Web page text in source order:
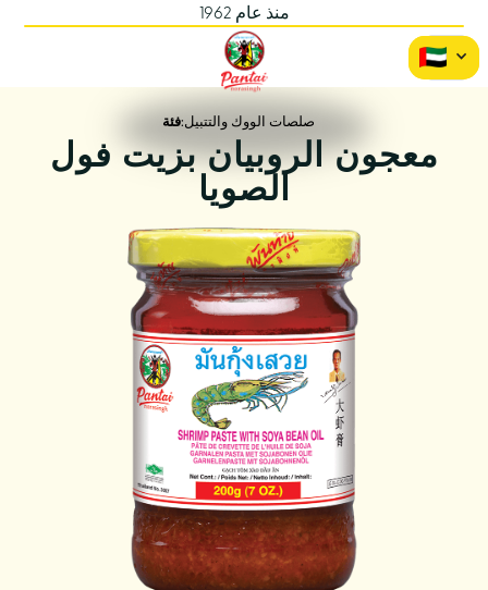
منذ عام 1962
فئة:صلصات الووك والتتبيل
معجون الروبيان بزيت فول
الصويا